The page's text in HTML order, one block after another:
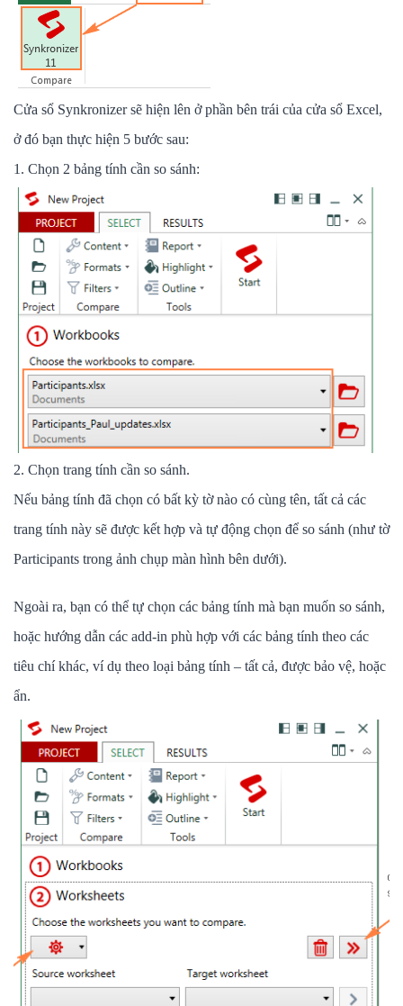
Cửa sổ Synkronizer sẽ hiện lên ở phần bên trái của cửa sổ Excel,
ở đó bạn thực hiện 5 bước sau:
1. Chọn 2 bảng tính cần so sánh:
2. Chọn trang tính cần so sánh.
Nếu bảng tính đã chọn có bất kỳ tờ nào có cùng tên, tất cả các
trang tính này sẽ được kết hợp và tự động chọn để so sánh (như tờ
Participants trong ảnh chụp màn hình bên dưới).
Ngoài ra, bạn có thể tự chọn các bảng tính mà bạn muốn so sánh,
hoặc hướng dẫn các add-in phù hợp với các bảng tính theo các
tiêu chí khác, ví dụ theo loại bảng tính – tất cả, được bảo vệ, hoặc
ẩn.